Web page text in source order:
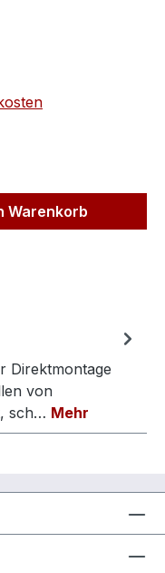
Warenkorb
Direktmontage
von
sch… Mehr